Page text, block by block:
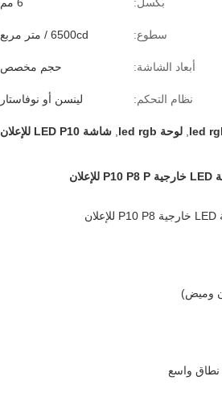
سطوع: 6500cd / متر مربع
أبعاد الشاشة: حجم مخصص
نظام التحكم: لينسن أو نوفاستار
لوحة led rgb شاشة LED P10 للإعلان